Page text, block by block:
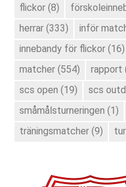
flickor (8)
herrar (333) inför
innebandy för flickor (16)
matcher (554) rapport
scs open (19) scs
småmålsturneringen (1)
träningsmatcher (9)